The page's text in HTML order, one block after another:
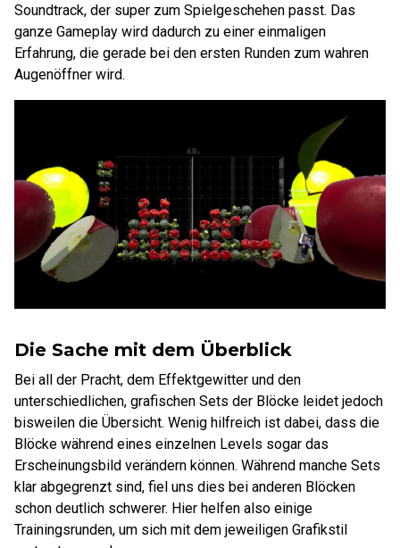
Soundtrack, der super zum Spielgeschehen passt. Das
ganze Gameplay wird dadurch zu einer einmaligen
Erfahrung, die gerade bei den ersten Runden zum wahren
Augenöffner wird.
Die Sache mit dem Überblick
Bei all der Pracht, dem Effektgewitter und den
unterschiedlichen, grafischen Sets der Blöcke leidet jedoch
bisweilen die Übersicht. Wenig hilfreich ist dabei, dass die
Blöcke während eines einzelnen Levels sogar das
Erscheinungsbild verändern können. Während manche Sets
klar abgegrenzt sind, fiel uns dies bei anderen Blöcken
schon deutlich schwerer. Hier helfen also einige
Trainingsrunden, um sich mit dem jeweiligen Grafikstil